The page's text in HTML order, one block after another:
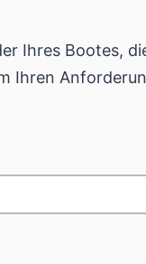
Ihres Bootes,
Ihren